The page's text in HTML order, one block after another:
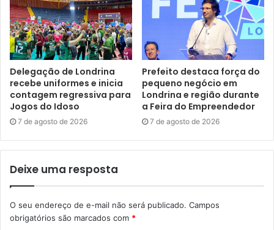
Secretário de Planejamento, Éder Alexandre Pires.
Foto: Vivian Honorato / NCom
Secretário de Fazenda e Interinamente da Secretaria de
Planejamento
Delegação de Londrina
recebe uniformes e inicia
contagem regressiva para
Jogos do Idoso
7 de agosto de 2026
Prefeito destaca força do
pequeno negócio em
Londrina e região durante
a Feira do Empreendedor
7 de agosto de 2026
Deixe uma resposta
O seu endereço de e-mail não será publicado. Campos
obrigatórios são marcados com *